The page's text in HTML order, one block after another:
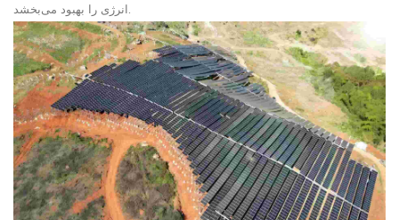
انرژی را بهبود می‌بخشد.